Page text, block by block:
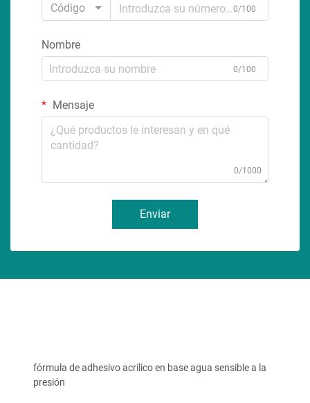
Código
0/100
Nombre
0/100
Mensaje
0/1000
Enviar
fórmula de adhesivo acrílico en base agua sensible a la
presión